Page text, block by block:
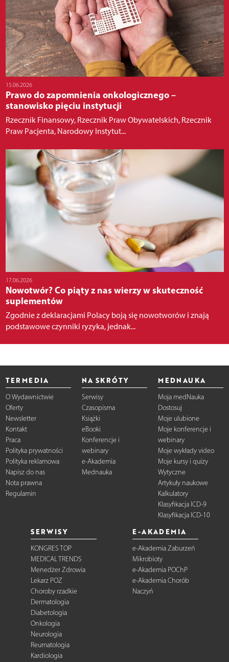
15.06.2026
Prawo do zapomnienia onkologicznego –
stanowisko pięciu instytucji
Rzecznik Finansowy, Rzecznik Praw Obywatelskich, Rzecznik
Praw Pacjenta, Narodowy Instytut...
17.06.2026
Nowotwór? Co piąty z nas wierzy w skuteczność
suplementów
Zgodnie z deklaracjami Polacy boją się nowotworów i znają
podstawowe czynniki ryzyka, jednak...
TERMEDIA
O Wydawnictwie
Oferty
Newsletter
Kontakt
Praca
Polityka prywatności
Polityka reklamowa
Napisz do nas
Nota prawna
Regulamin
NA SKRÓTY
Serwisy
Czasopisma
Książki
eBooki
Konferencje i
webinary
e-Akademia
Mednauka
MEDNAUKA
Moja medNauka
Dostosuj
Moje ulubione
Moje konferencje i
webinary
Moje wykłady video
Moje kursy i quizy
Wytyczne
Artykuły naukowe
Kalkulatory
Klasyfikacja ICD-9
Klasyfikacja ICD-10
SERWISY
KONGRES TOP
MEDICAL TRENDS
Menedżer Zdrowia
Lekarz POZ
Choroby rzadkie
Dermatologia
Diabetologia
Onkologia
Neurologia
Reumatologia
Kardiologia
E-AKADEMIA
e-Akademia Zaburzeń
Mikrobioty
e-Akademia POChP
e-Akademia Chorób
Naczyń